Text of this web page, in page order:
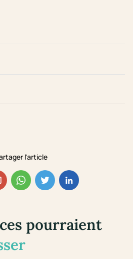
l'article
pourraient